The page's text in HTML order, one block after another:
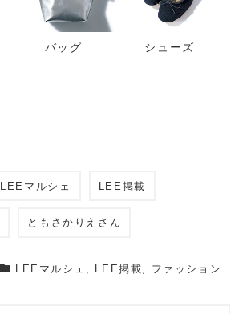
バッグ シューズ
LEEマルシェ LEE掲載
ともさかりえさん
LEEマルシェ LEE掲載 ファッション